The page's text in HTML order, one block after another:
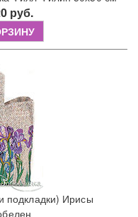
руб.
подкладки) Ирисы